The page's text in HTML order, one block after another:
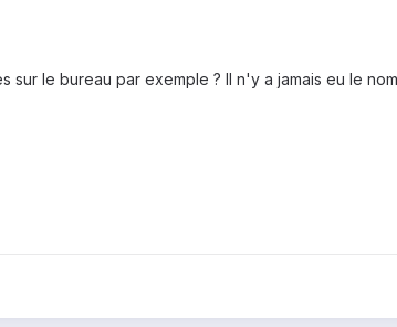
sur le bureau par exemple ? Il n'y a jamais eu le